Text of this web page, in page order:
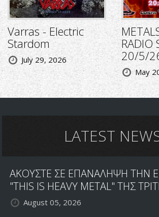
Varras - Electric
Stardom
July 29, 2026
RADIO
20/5/
May
LATEST
ΑΚΟΥΣΤΕ ΣΕ ΕΠΑΝΑΛΗΨΗ ΤΗΝ
"THIS IS HEAVY METAL" ΤΗΣ
August 05, 2026